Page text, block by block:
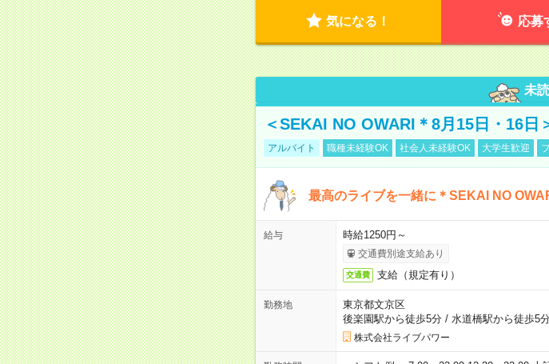
気になる！ 応募
未読
＜SEKAI NO OWARI＊8月15日・16日
アルバイト 職種未経験OK 社会人未経験OK 大学生歓迎
最高のライブを一緒に＊SEKAI NO
給与 時給1250円～
交通費別途支給あり
交通費 支給（規定有り）
勤務地
東京都文京区
後楽園駅から徒歩5分/ 水道橋駅から徒歩5
株式会社ライブパワー